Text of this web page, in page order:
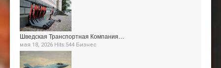
Шведская Транспортная Компания…
мая 18, 2026 Hits:544 Бизнес